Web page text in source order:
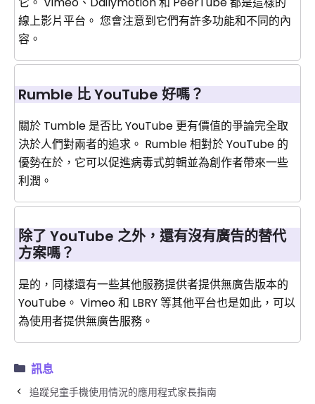
線上影片平台。 您會注意到它們有許多功能和不同的內
容。
Rumble 比 YouTube 好嗎？
關於 Tumble 是否比 YouTube 更有價值的爭論完全取
決於人們對兩者的追求。 Rumble 相對於 YouTube 的
優勢在於，它可以促進病毒式剪輯並為創作者帶來一些
利潤。
除了 YouTube 之外，還有沒有廣告的替代
方案嗎？
是的，同樣還有一些其他服務提供者提供無廣告版本的
YouTube。 Vimeo 和 LBRY 等其他平台也是如此，可以
為使用者提供無廣告服務。
訊息
追蹤兒童手機使用情況的應用程式家長指南